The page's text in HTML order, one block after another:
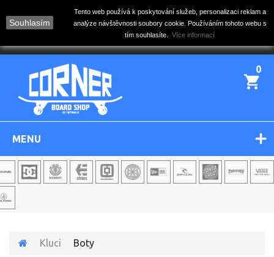
Souhlasím
Tento web používá k poskytování služeb, personalizaci reklam a
analýze návštěvnosti soubory cookie. Používáním tohoto webu s
tím souhlasíte. Více informací
0
MENU
Kluci Boty